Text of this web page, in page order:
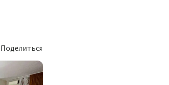
Поделиться